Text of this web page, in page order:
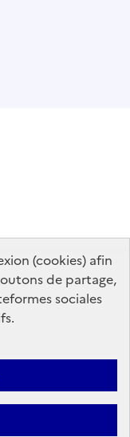
(cookies) afin
de partage,
sociales
info.gouv.fr
conforme